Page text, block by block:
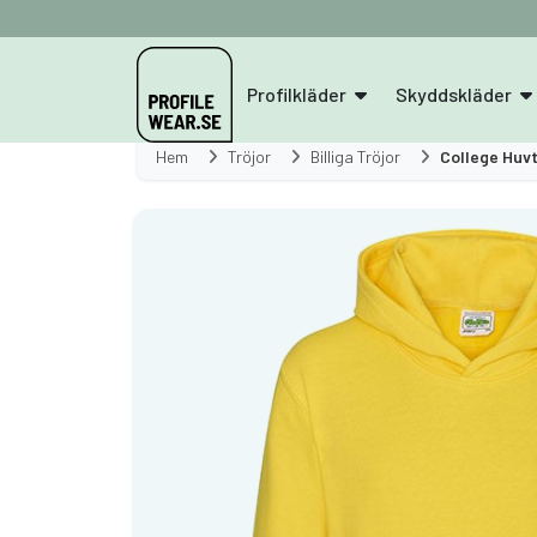
Profilkläder Skyddskläder
Hem Tröjor Billiga Tröjor College